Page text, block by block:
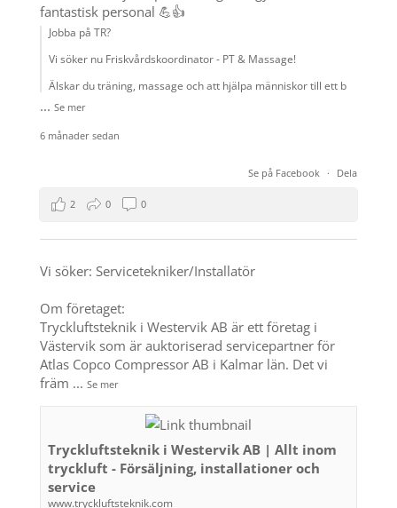
fantastisk personal 💪👍
Jobba på TR?
Vi söker nu Friskvårdskoordinator - PT & Massage!
Älskar du träning, massage och att hjälpa människor till ett b
... Se mer
6 månader sedan
Se på Facebook · Dela
2 0 0
Vi söker: Servicetekniker/Installatör
Om företaget:
Tryckluftsteknik i Westervik AB är ett företag i
Västervik som är auktoriserad servicepartner för
Atlas Copco Compressor AB i Kalmar län. Det vi
främ ... Se mer
Tryckluftsteknik i Westervik AB | Allt inom
tryckluft - Försäljning, installationer och
service
www.tryckluftsteknik.com